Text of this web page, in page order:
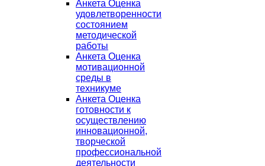
Анкета Оценка
удовлетворенности
состоянием
методической
работы
Анкета Оценка
мотивационной
среды в
техникуме
Анкета Оценка
готовности к
осуществлению
инновационной,
творческой
профессиональной
деятельности